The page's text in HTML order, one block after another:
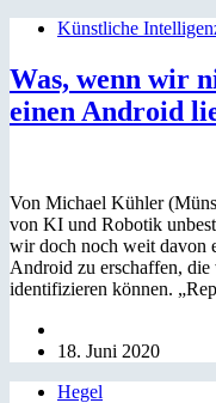
Künstliche
Was, wenn wir
einen Android
Von Michael Kühler
von KI und Robotik
wir doch noch weit davon
Android zu erschaffen,
identifizieren können.
18. Juni 2020
Hegel